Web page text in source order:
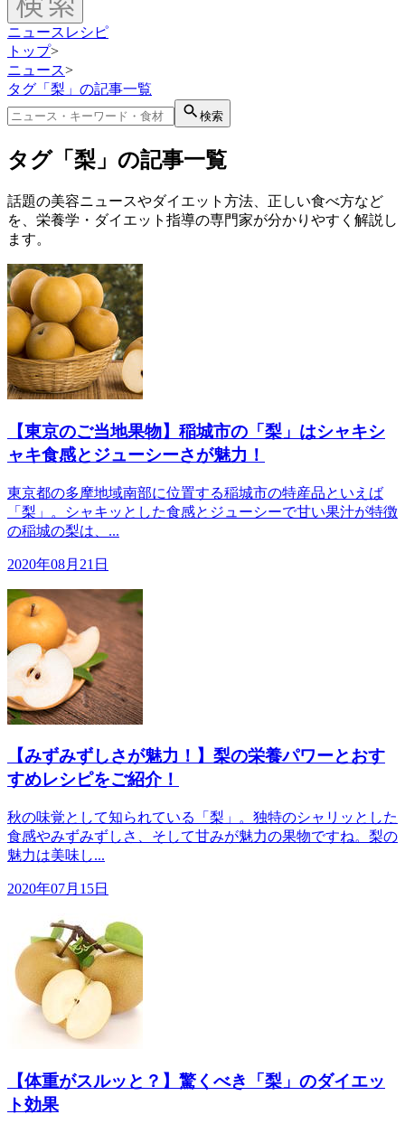
ニュース レシピ
トップ>
ニュース>
タグ「梨」の記事一覧
検索
タグ「梨」の記事一覧
話題の美容ニュースやダイエット方法、正しい食べ方など
を、栄養学・ダイエット指導の専門家が分かりやすく解説し
ます。
【東京のご当地果物】稲城市の「梨」はシャキシ
ャキ食感とジューシーさが魅力！
東京都の多摩地域南部に位置する稲城市の特産品といえば
「梨」。シャキッとした食感とジューシーで甘い果汁が特徴
の稲城の梨は、...
2020年08月21日
【みずみずしさが魅力！】梨の栄養パワーとおす
すめレシピをご紹介！
秋の味覚として知られている「梨」。独特のシャリッとした
食感やみずみずしさ、そして甘みが魅力の果物ですね。梨の
魅力は美味し...
2020年07月15日
【体重がスルッと？】驚くべき「梨」のダイエッ
ト効果